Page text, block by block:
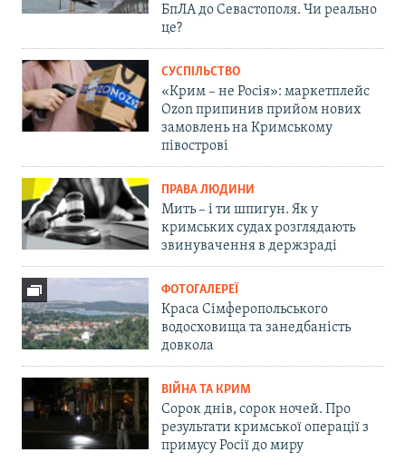
БпЛА до Севастополя. Чи реально
це?
СУСПІЛЬСТВО
«Крим – не Росія»: маркетплейс
Ozon припинив прийом нових
замовлень на Кримському
півострові
ПРАВА ЛЮДИНИ
Мить – і ти шпигун. Як у
кримських судах розглядають
звинувачення в держзраді
ФОТОГАЛЕРЕЇ
Краса Сімферопольського
водосховища та занедбаність
довкола
ВІЙНА ТА КРИМ
Сорок днів, сорок ночей. Про
результати кримської операції з
примусу Росії до миру